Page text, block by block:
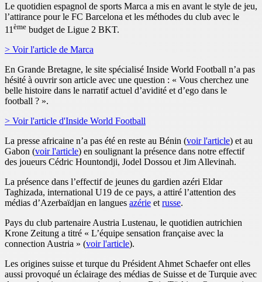
Le quotidien espagnol de sports Marca a mis en avant le style de jeu,
l’attirance pour le FC Barcelona et les méthodes du club avec le
11 ème budget de Ligue 2 BKT.
> Voir l'article de Marca
En Grande Bretagne, le site spécialisé Inside World Football n’a pas
hésité à ouvrir son article avec une question : « Vous cherchez une
belle histoire dans le narratif actuel d’avidité et d’ego dans le
football ? ».
> Voir l'article d'Inside World Football
La presse africaine n’a pas été en reste au Bénin (voir l'article) et au
Gabon (voir l'article) en soulignant la présence dans notre effectif
des joueurs Cédric Hountondji, Jodel Dossou et Jim Allevinah.
La présence dans l’effectif de jeunes du gardien azéri Eldar
Taghizada, international U19 de ce pays, a attiré l’attention des
médias d’Azerbaïdjan en langues azérie et russe.
Pays du club partenaire Austria Lustenau, le quotidien autrichien
Krone Zeitung a titré « L’équipe sensation française avec la
connection Austria » (voir l'article).
Les origines suisse et turque du Président Ahmet Schaefer ont elles
aussi provoqué un éclairage des médias de Suisse et de Turquie avec